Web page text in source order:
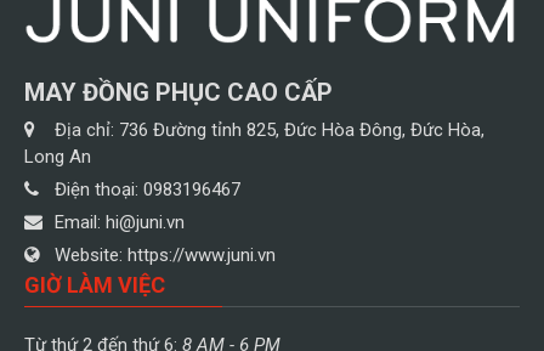
MAY ĐỒNG PHỤC CAO CẤP
Địa chỉ: 736 Đường tỉnh 825, Đức Hòa Đông, Đức Hòa,
Long An
Điện thoại: 0983196467
Email: hi@juni.vn
Website: https://www.juni.vn
GIỜ LÀM VIỆC
Từ thứ 2 đến thứ 6: 8 AM - 6 PM